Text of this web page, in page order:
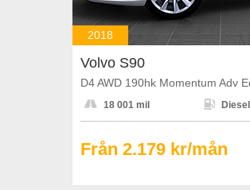
2018
Volvo S90
D4 AWD 190hk Momentum Adv
 18 001 mil  Diesel
Från 2.179 kr/mån